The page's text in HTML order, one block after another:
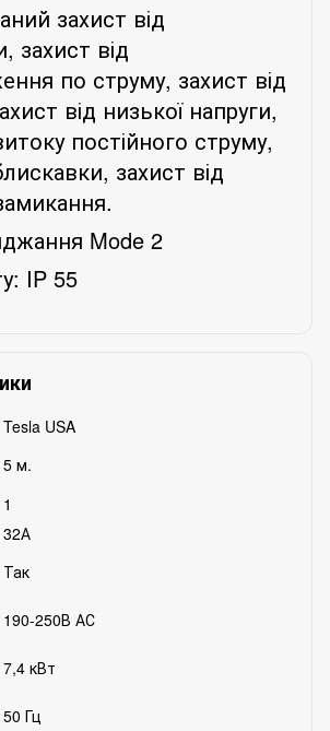
захист від
захист від
по струму, захист від
від низької напруги,
постійного струму,
захист від
Mode 2
IP 55
Tesla USA
5 м.
1
32А
Так
190-250В АС
7,4 кВт
50 Гц